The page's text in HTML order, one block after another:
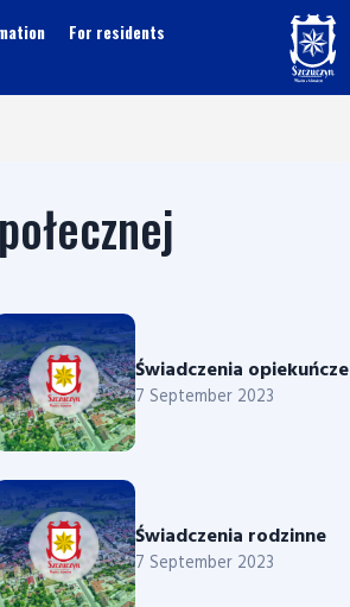
For residents
Świadczenia opiekuńcze
7 September 2023
Świadczenia rodzinne
7 September 2023